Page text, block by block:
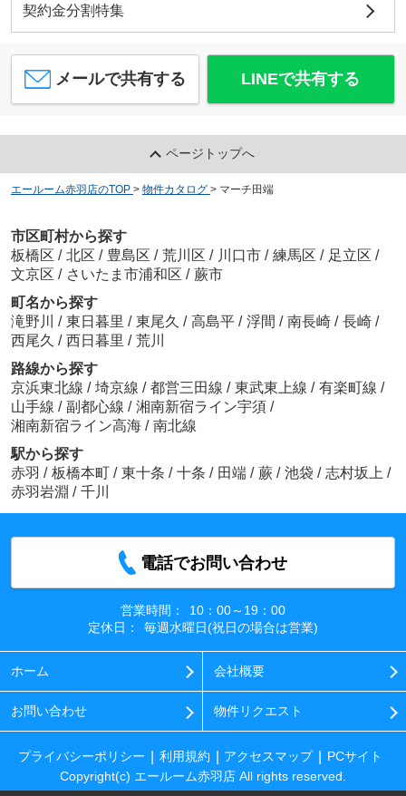
契約金分割特集
メールで共有する LINEで共有する
ページトップへ
エールーム赤羽店のTOP > 物件カタログ > マーチ田端
市区町村から探す
板橋区 / 北区 / 豊島区 / 荒川区 / 川口市 / 練馬区 / 足立区 /
文京区 / さいたま市浦和区 / 蕨市
町名から探す
滝野川 / 東日暮里 / 東尾久 / 高島平 / 浮間 / 南長崎 / 長崎 /
西尾久 / 西日暮里 / 荒川
路線から探す
京浜東北線 / 埼京線 / 都営三田線 / 東武東上線 / 有楽町線 /
山手線 / 副都心線 / 湘南新宿ライン宇須 /
湘南新宿ライン高海 / 南北線
駅から探す
赤羽 / 板橋本町 / 東十条 / 十条 / 田端 / 蕨 / 池袋 / 志村坂上 /
赤羽岩淵 / 千川
電話でお問い合わせ
営業時間：
10：00～19：00
定休日：
毎週水曜日(祝日の場合は営業)
ホーム 会社概要
お問い合わせ 物件リクエスト
プライバシーポリシー 利用規約 アクセスマップ
PCサイト
Copyright(c) エールーム赤羽店 All rights reserved.